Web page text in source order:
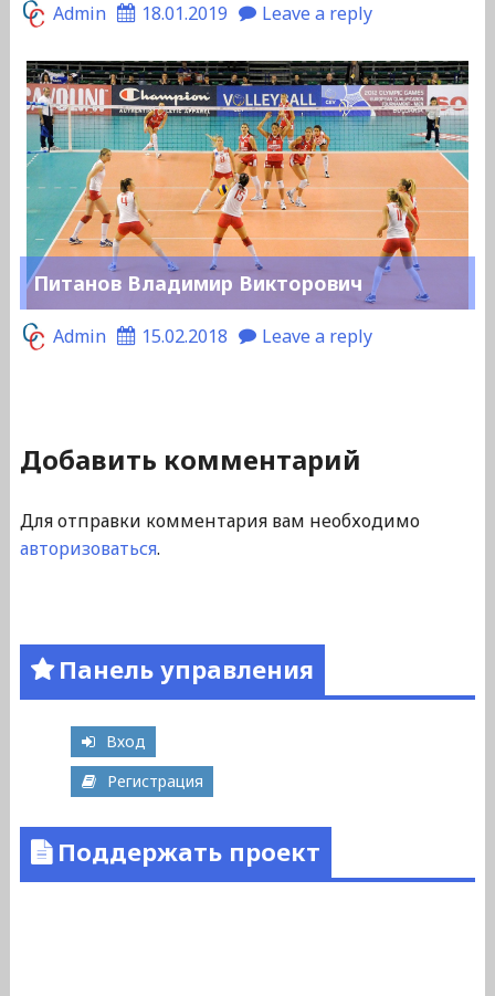
Admin 18.01.2019 Leave a reply
Питанов Владимир Викторович
Admin 15.02.2018 Leave a reply
Добавить комментарий
Для отправки комментария вам необходимо
авторизоваться.
Панель управления
Вход
Регистрация
Поддержать проект